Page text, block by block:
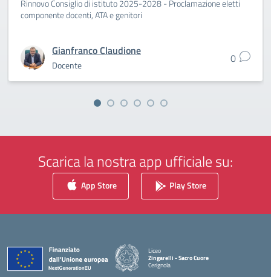
Rinnovo Consiglio di istituto 2025-2028 - Proclamazione eletti
componente docenti, ATA e genitori
Gianfranco Claudione
Docente 0
Scarica la nostra app ufficiale su:
App Store Play Store
Liceo
Zingarelli - Sacro Cuore
Cerignola
— Visita la pagina iniziale della scuola